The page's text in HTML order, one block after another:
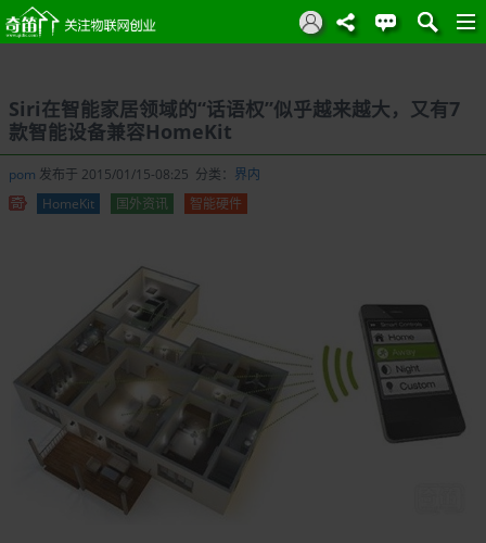
Siri在智能家居领域的“话语权”似乎越来越大，又有7
款智能设备兼容HomeKit
pom 发布于 2015/01/15-08:25 分类： 界内
HomeKit
国外资讯 智能硬件